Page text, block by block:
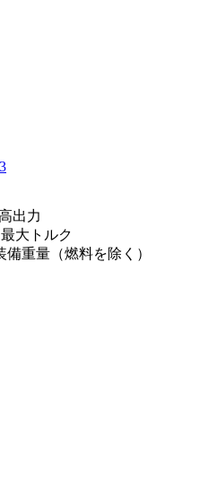
出力
最大トルク
備重量（燃料を除く）